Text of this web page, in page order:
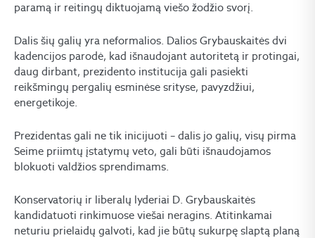
paramą ir reitingų diktuojamą viešo žodžio svorį.
Dalis šių galių yra neformalios. Dalios Grybauskaitės dvi
kadencijos parodė, kad išnaudojant autoritetą ir protingai,
daug dirbant, prezidento institucija gali pasiekti
reikšmingų pergalių esminėse srityse, pavyzdžiui,
energetikoje.
Prezidentas gali ne tik inicijuoti – dalis jo galių, visų pirma
Seime priimtų įstatymų veto, gali būti išnaudojamos
blokuoti valdžios sprendimams.
Konservatorių ir liberalų lyderiai D. Grybauskaitės
kandidatuoti rinkimuose viešai neragins. Atitinkamai
neturiu prielaidų galvoti, kad jie būtų sukurpę slaptą planą